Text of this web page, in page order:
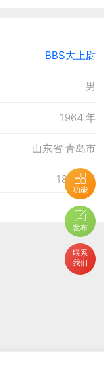
功能
发布
联系
我们
BBS大上尉
男
1964 年
山东省 青岛市
187 小时
19-7-2023 14:01
5-8-2026 12:12
5-8-2026 12:12